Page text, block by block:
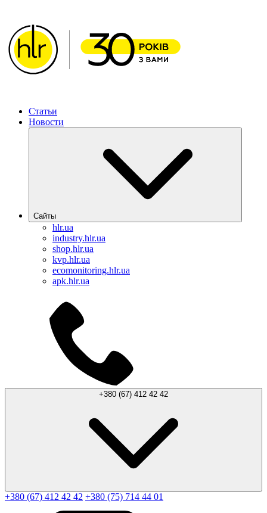
Статьи
Новости
Сайты
hlr.ua
industry.hlr.ua
shop.hlr.ua
kvp.hlr.ua
ecomonitoring.hlr.ua
apk.hlr.ua
+380 (67) 412 42 42
+380 (67) 412 42 42 +380 (75) 714 44 01